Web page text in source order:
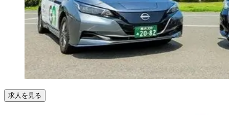
求人を見る